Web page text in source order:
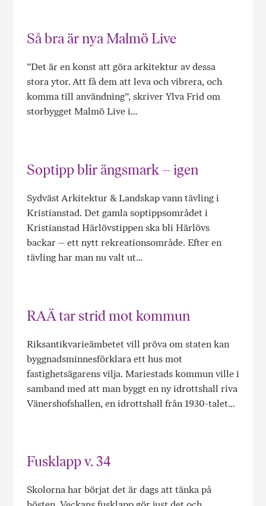
Så bra är nya Malmö Live
”Det är en konst att göra arkitektur av dessa
stora ytor. Att få dem att leva och vibrera, och
komma till användning”, skriver Ylva Frid om
storbygget Malmö Live i…
Soptipp blir ängsmark – igen
Sydväst Arkitektur & Landskap vann tävling i
Kristianstad. Det gamla soptippsområdet i
Kristianstad Härlövstippen ska bli Härlövs
backar – ett nytt rekreationsområde. Efter en
tävling har man nu valt ut…
RAÄ tar strid mot kommun
Riksantikvarieämbetet vill pröva om staten kan
byggnadsminnesförklara ett hus mot
fastighetsägarens vilja. Mariestads kommun ville i
samband med att man byggt en ny idrottshall riva
Vänershofshallen, en idrottshall från 1930-talet…
Fusklapp v. 34
Skolorna har börjat det är dags att tänka på